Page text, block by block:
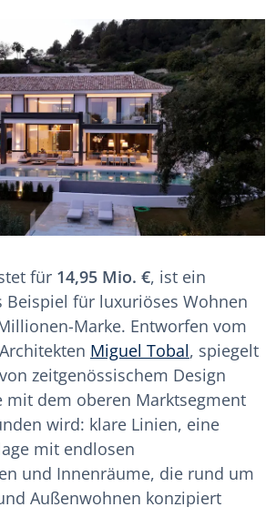
für 14,95 Mio. €, ist ein
Beispiel für luxuriöses Wohnen
Marke. Entworfen vom
Miguel Tobal, spiegelt
zeitgenössischem Design
mit dem oberen Marktsegment
wird: klare Linien, eine
mit endlosen
und Innenräume, die rund um
Außenwohnen konzipiert